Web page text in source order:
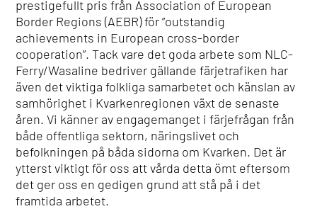
prestigefullt pris från Association of European
Border Regions (AEBR) för ”outstandig
achievements in European cross-border
cooperation”. Tack vare det goda arbete som NLC-
Ferry/Wasaline bedriver gällande färjetrafiken har
även det viktiga folkliga samarbetet och känslan av
samhörighet i Kvarkenregionen växt de senaste
åren. Vi känner av engagemanget i färjefrågan från
både offentliga sektorn, näringslivet och
befolkningen på båda sidorna om Kvarken. Det är
ytterst viktigt för oss att vårda detta ömt eftersom
det ger oss en gedigen grund att stå på i det
framtida arbetet.